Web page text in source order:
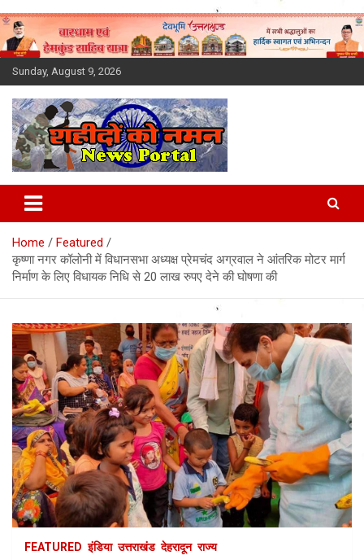
Skip
to
content
Sunday, August 9, 2026
Latest News Today, Breaking
News, Uttarakhand News in
Hindi
Home
Featured
कृष्णा नगर कॉलोनी में विधानसभा अध्यक्ष प्रेमचंद अग्रवाल ने आंतरिक मोटर मार्ग
निर्माण के लिए विधायक निधि से 20 लाख रुपए देने की घोषणा की
FEATURED इंडिया उत्तराखंड देहरादून राज्य